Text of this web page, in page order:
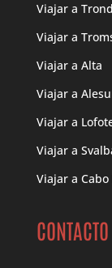
Viajar a
Viajar a
Viajar a Alta
Viajar a
Viajar a
Viajar a
Viajar a
CONTACTO